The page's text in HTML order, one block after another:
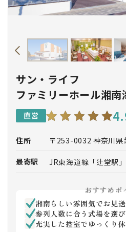
サン・ライフ
ファミリーホール湘南
直営
住所 〒253-0032 神奈川県
最寄駅
JR東海道線「辻堂駅
の際は公共の交通機
JR東海道線「辻堂駅
地経由 茅ヶ崎駅南口
前」下車徒歩1分
JR東海道線・相模線
おすすめポ
湘南らしい雰囲気でお見
参列人数に合う式場を選
充実した控室でゆっくり